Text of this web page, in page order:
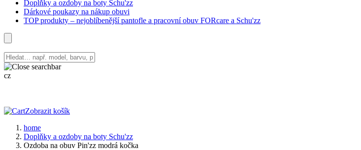
Doplňky a ozdoby na boty Schu'zz
Dárkové poukazy na nákup obuvi
TOP produkty – nejoblíbenější pantofle a pracovní obuv FORcare a Schu'zz
cz
Zobrazit košík
home
Doplňky a ozdoby na boty Schu'zz
Ozdoba na obuv Pin'zz modrá kočka